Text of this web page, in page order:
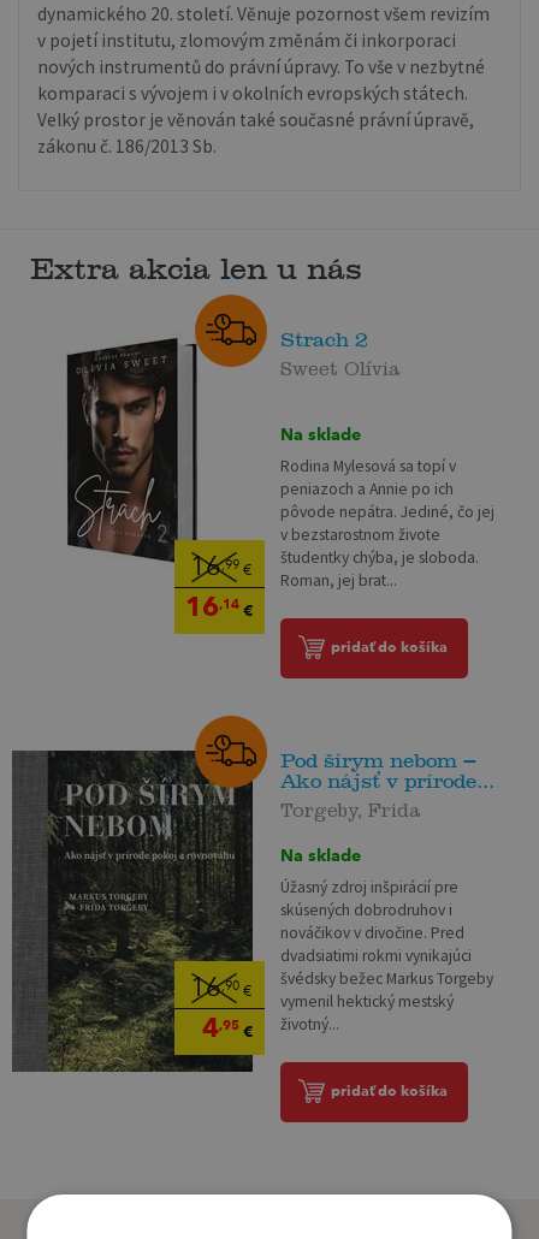
dynamického 20. století. Věnuje pozornost všem revizím
v pojetí institutu, zlomovým změnám či inkorporaci
nových instrumentů do právní úpravy. To vše v nezbytné
komparaci s vývojem i v okolních evropských státech.
Velký prostor je věnován také současné právní úpravě,
zákonu č. 186/2013 Sb.
Extra akcia len u nás
16,99 €
16,14€
Strach 2
Sweet Olívia
Na sklade
Rodina Mylesová sa topí v
peniazoch a Annie po ich
pôvode nepátra. Jediné, čo jej
v bezstarostnom živote
študentky chýba, je sloboda.
Roman, jej brat...
pridať do košíka
16,90€
4,95€
Pod šírym nebom –
Ako nájsť v prírode...
Torgeby, Frida
Na sklade
Úžasný zdroj inšpirácií pre
skúsených dobrodruhov i
nováčikov v divočine. Pred
dvadsiatimi rokmi vynikajúci
švédsky bežec Markus Torgeby
vymenil hektický mestský
životný...
pridať do košíka